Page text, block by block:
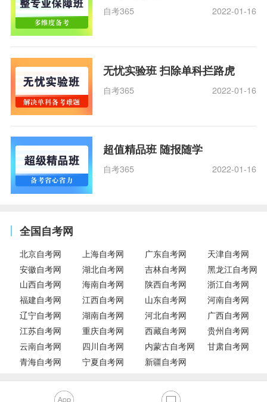
自考365 2022-01-16
无忧实验班 扫除单科拦路虎
自考365 2022-01-16
超值精品班 随报随学
自考365 2022-01-16
全国自考网
北京自考网 上海自考网 广东自考网
天津自考网
安徽自考网
湖北自考网 吉林自考网
黑龙江自考网
山西自考网
海南自考网 陕西自考网
浙江自考网
福建自考网
江西自考网 山东自考网
河南自考网
辽宁自考网
湖南自考网 河北自考网
广西自考网
江苏自考网
重庆自考网 西藏自考网
贵州自考网
云南自考网
四川自考网 内蒙古自考网
甘肃自考网
青海自考网
宁夏自考网 新疆自考网